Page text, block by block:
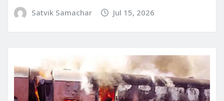
Satvik Samachar Jul 15, 2026